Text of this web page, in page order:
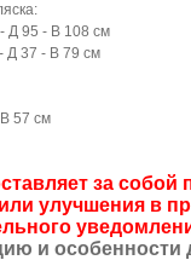
Д 95 - В 108 см
Д 37 - В 79 см
57 см
за
улучшения в
и особенности